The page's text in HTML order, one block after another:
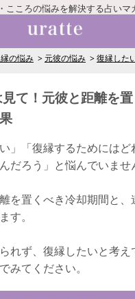
こころの悩みを解決する占いマ
の悩み 元彼の悩み 復縁した
て！元彼と距離を
」「復縁するためには
だろう」と悩んでいませ
を置くべき冷却期間と、
す。
れず、復縁したいと考え
みてください。